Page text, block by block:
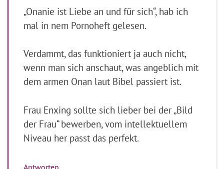
„Onanie ist Liebe an und für sich“, hab ich
mal in nem Pornoheft gelesen.
Verdammt, das funktioniert ja auch nicht,
wenn man sich anschaut, was angeblich mit
dem armen Onan laut Bibel passiert ist.
Frau Enxing sollte sich lieber bei der „Bild
der Frau“ bewerben, vom intellektuellem
Niveau her passt das perfekt.